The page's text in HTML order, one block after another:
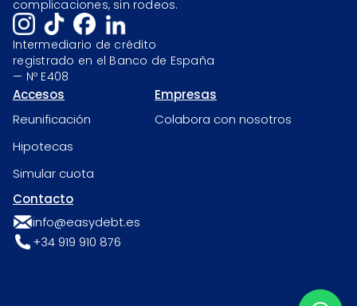
complicaciones, sin rodeos.
Intermediario de crédito
registrado en el Banco de España
— Nº E408
Accesos
Reunificación
Hipotecas
Simular cuota
Empresas
Colabora con nosotros
Contacto
info@easydebt.es
+34 919 910 876